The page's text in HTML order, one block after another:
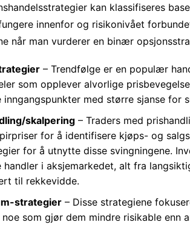
kan klassifiseres
innenfor og risikonivået
når man vurderer en binær
– Trendfølge er en populær
som opplever alvorlige
inngangspunkter med større sjanse for
skalpering – Traders med
for å identifisere kjøps- og
for å utnytte disse svingningene.
handler i aksjemarkedet, alt fra
til rekkevidde.
strategier – Disse strategiene
som gjør dem mindre risikable enn